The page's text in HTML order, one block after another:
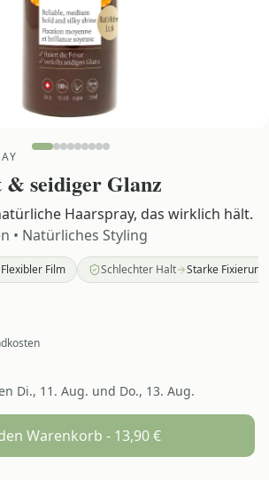
seidiger Glanz
Haarspray, das wirklich hält.
• Natürliches Styling
Flexibler Film Schlechter Halt Starke Fixierung
Di., 11. Aug. und Do., 13. Aug.
Warenkorb - 13,90€